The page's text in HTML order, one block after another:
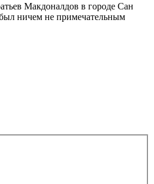
Макдоналдов в городе Сан
ничем не примечательным